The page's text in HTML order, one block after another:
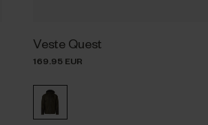
Veste Quest
169.95 EUR